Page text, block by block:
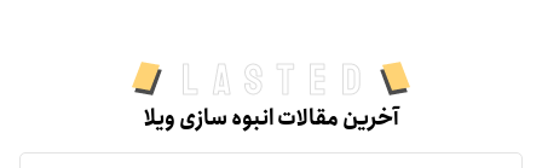
Lasted
آخرین مقالات انبوه سازی ویلا